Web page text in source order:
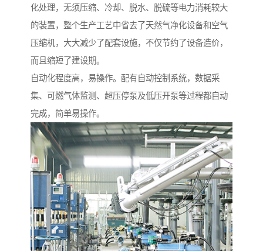
化处理，无须压缩、冷却、脱水、脱硫等电力消耗较大
的装置，整个生产工艺中省去了天然气净化设备和空气
压缩机，大大减少了配套设施，不仅节约了设备造价，
而且缩短了建设期。
自动化程度高，易操作。配有自动控制系统，数据采
集、可燃气体监测、超压停泵及低压开泵等过程都自动
完成，简单易操作。